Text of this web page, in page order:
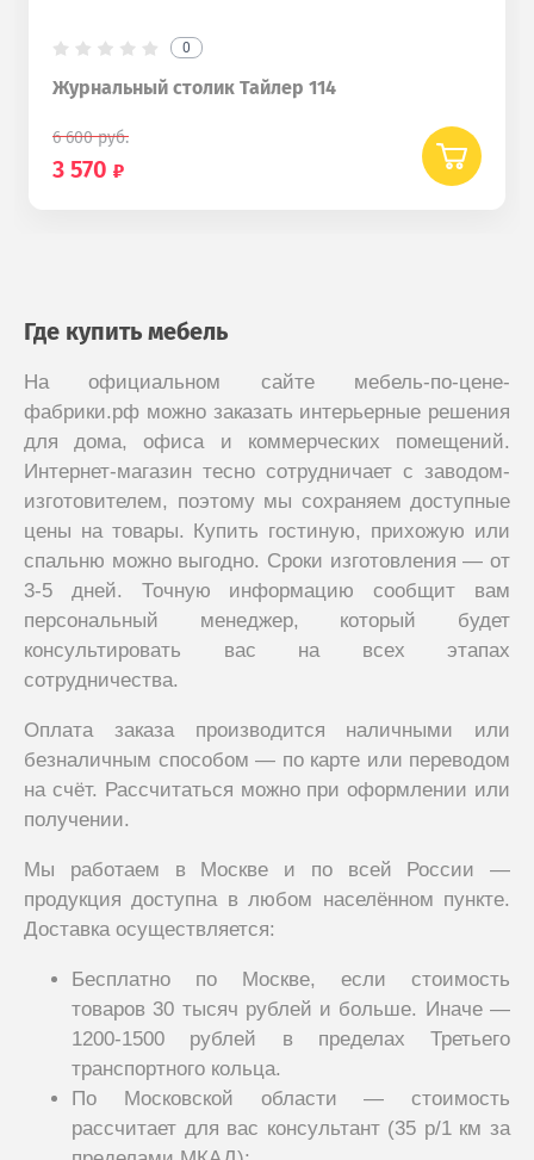
0
Журнальный столик Тайлер 114
6 600руб.
3 570
Где купить мебель
На официальном сайте мебель-по-цене-
фабрики.рф можно заказать интерьерные решения
для дома, офиса и коммерческих помещений.
Интернет-магазин тесно сотрудничает с заводом-
изготовителем, поэтому мы сохраняем доступные
цены на товары. Купить гостиную, прихожую или
спальню можно выгодно. Сроки изготовления — от
3-5 дней. Точную информацию сообщит вам
персональный менеджер, который будет
консультировать вас на всех этапах
сотрудничества.
Оплата заказа производится наличными или
безналичным способом — по карте или переводом
на счёт. Рассчитаться можно при оформлении или
получении.
Мы работаем в Москве и по всей России —
продукция доступна в любом населённом пункте.
Доставка осуществляется:
Бесплатно по Москве, если стоимость
товаров 30 тысяч рублей и больше. Иначе —
1200-1500 рублей в пределах Третьего
транспортного кольца.
По Московской области — стоимость
рассчитает для вас консультант (35 р/1 км за